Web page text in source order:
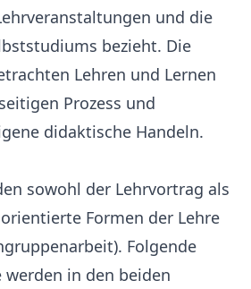
und die
bezieht. Die
Lehren und Lernen
Prozess und
didaktische Handeln.
sowohl der Lehrvortrag als
Formen der Lehre
Folgende
in den beiden